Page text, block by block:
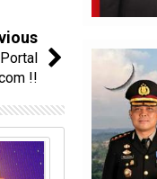
!!